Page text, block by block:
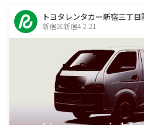
トヨタレンタカー新宿三丁目
新宿区新宿4-2-21